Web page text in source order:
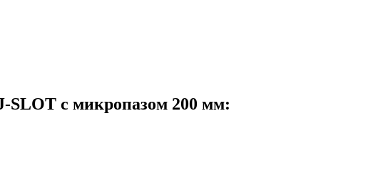
SLOT с микропазом 200 мм: